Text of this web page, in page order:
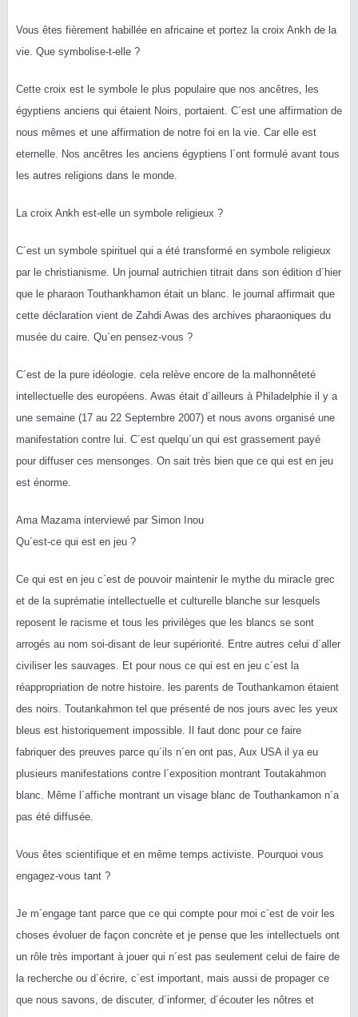
Vous êtes fièrement habillée en africaine et portez la croix Ankh de la
vie. Que symbolise-t-elle ?
Cette croix est le symbole le plus populaire que nos ancêtres, les
égyptiens anciens qui étaient Noirs, portaient. C´est une affirmation de
nous mêmes et une affirmation de notre foi en la vie. Car elle est
eternelle. Nos ancêtres les anciens égyptiens l´ont formulé avant tous
les autres religions dans le monde.
La croix Ankh est-elle un symbole religieux ?
C´est un symbole spirituel qui a été transformé en symbole religieux
par le christianisme. Un journal autrichien titrait dans son édition d´hier
que le pharaon Touthankhamon était un blanc. le journal affirmait que
cette déclaration vient de Zahdi Awas des archives pharaoniques du
musée du caire. Qu´en pensez-vous ?
C´est de la pure idéologie. cela relève encore de la malhonnêteté
intellectuelle des européens. Awas était d´ailleurs à Philadelphie il y a
une semaine (17 au 22 Septembre 2007) et nous avons organisé une
manifestation contre lui. C´est quelqu´un qui est grassement payé
pour diffuser ces mensonges. On sait très bien que ce qui est en jeu
est énorme.
Ama Mazama interviewé par Simon Inou
Qu´est-ce qui est en jeu ?
Ce qui est en jeu c´est de pouvoir maintenir le mythe du miracle grec
et de la suprématie intellectuelle et culturelle blanche sur lesquels
reposent le racisme et tous les privilèges que les blancs se sont
arrogés au nom soi-disant de leur supériorité. Entre autres celui d´aller
civiliser les sauvages. Et pour nous ce qui est en jeu c´est la
réappropriation de notre histoire. les parents de Touthankamon étaient
des noirs. Toutankahmon tel que présenté de nos jours avec les yeux
bleus est historiquement impossible. Il faut donc pour ce faire
fabriquer des preuves parce qu´ils n´en ont pas, Aux USA il ya eu
plusieurs manifestations contre l´exposition montrant Toutakahmon
blanc. Même l´affiche montrant un visage blanc de Touthankamon n´a
pas été diffusée.
Vous êtes scientifique et en même temps activiste. Pourquoi vous
engagez-vous tant ?
Je m´engage tant parce que ce qui compte pour moi c´est de voir les
choses évoluer de façon concrète et je pense que les intellectuels ont
un rôle très important à jouer qui n´est pas seulement celui de faire de
la recherche ou d´écrire, c´est important, mais aussi de propager ce
que nous savons, de discuter, d´informer, d´écouter les nôtres et